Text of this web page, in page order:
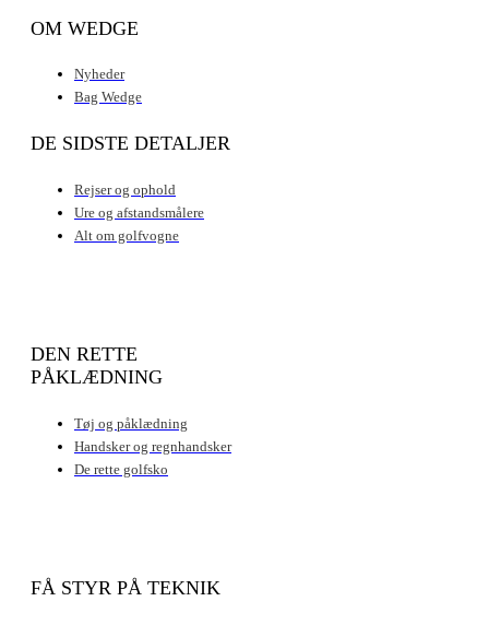
OM WEDGE
Nyheder
Bag Wedge
DE SIDSTE DETALJER
Rejser og ophold
Ure og afstandsmålere
Alt om golfvogne
DEN RETTE
PÅKLÆDNING
Tøj og påklædning
Handsker og regnhandsker
De rette golfsko
FÅ STYR PÅ TEKNIK